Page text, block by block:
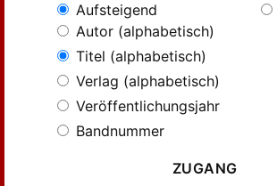
Aufsteigend
Autor (alphabetisch)
Titel (alphabetisch)
Verlag (alphabetisch)
Veröffentlichungsjahr
Bandnummer
ZUGANG